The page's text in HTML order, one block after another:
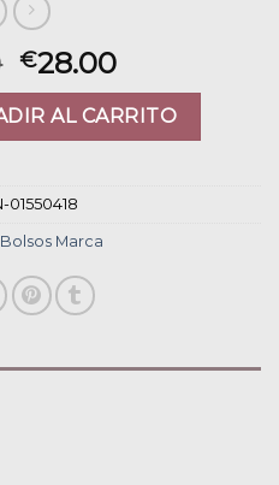
€28.00
AL CARRITO
01550418
Bolsos Marca